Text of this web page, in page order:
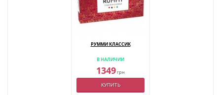
РУММИ КЛАССИК
В НАЛИЧИИ
1349грн
КУПИТЬ